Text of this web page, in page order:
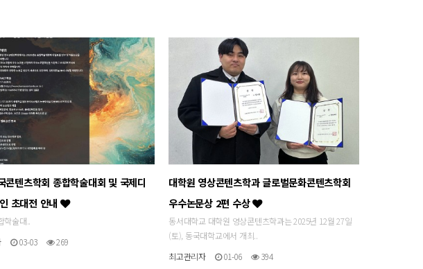
콘텐츠학회 종합학술대회 및 국제디
초대전 안내
학술대..
03-03 269
대학원 영상콘텐츠학과 글로벌문화콘텐츠학회
우수논문상 2편 수상
동서대학교 대학원 영상콘텐츠학과는 2025년 12월 27일
(토), 동국대학교에서 개최..
최고관리자
01-06 394